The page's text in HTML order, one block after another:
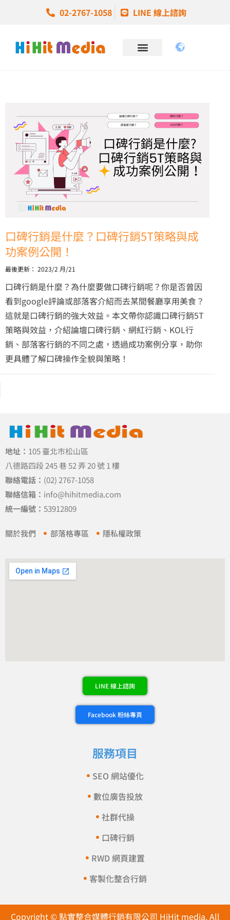
02-2767-1058 LINE 線上諮詢
口碑行銷是什麼？口碑行銷5T策略與成
功案例公開！
最後更新： 2023/2 月/21
口碑行銷是什麼？為什麼要做口碑行銷呢？你是否曾因
看到google評論或部落客介紹而去某間餐廳享用美食？
這就是口碑行銷的強大效益。本文帶你認識口碑行銷5T
策略與效益，介紹論壇口碑行銷、網紅行銷、KOL行
銷、部落客行銷的不同之處，透過成功案例分享，助你
更具體了解口碑操作全貌與策略！
地址： 105 臺北市松山區
八德路四段 245 巷 52 弄 20 號 1 樓
聯絡電話： (02) 2767-1058
聯絡信箱： info@hihitmedia.com
統一編號： 53912809
關於我們 部落格專區 隱私權政策
LINE 線上諮詢
Facebook 粉絲專頁
服務項目
SEO 網站優化
數位廣告投放
社群代操
口碑行銷
RWD 網頁建置
客製化整合行銷
Copyright © 點實整合媒體行銷有限公司 HiHit media. All